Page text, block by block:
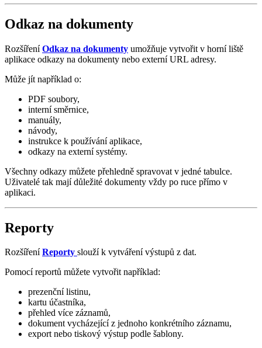
Odkaz na dokumenty
RozšířeníOdkaz na dokumenty umožňuje vytvořit v horní liště
aplikace odkazy na dokumenty nebo externí URL adresy.
Může jít například o:
PDF soubory,
interní směrnice,
manuály,
návody,
instrukce k používání aplikace,
odkazy na externí systémy.
Všechny odkazy můžete přehledně spravovat v jedné tabulce.
Uživatelé tak mají důležité dokumenty vždy po ruce přímo v
aplikaci.
Reporty
Rozšíření Reporty slouží k vytváření výstupů z dat.
Pomocí reportů můžete vytvořit například:
prezenční listinu,
kartu účastníka,
přehled více záznamů,
dokument vycházející z jednoho konkrétního záznamu,
export nebo tiskový výstup podle šablony.